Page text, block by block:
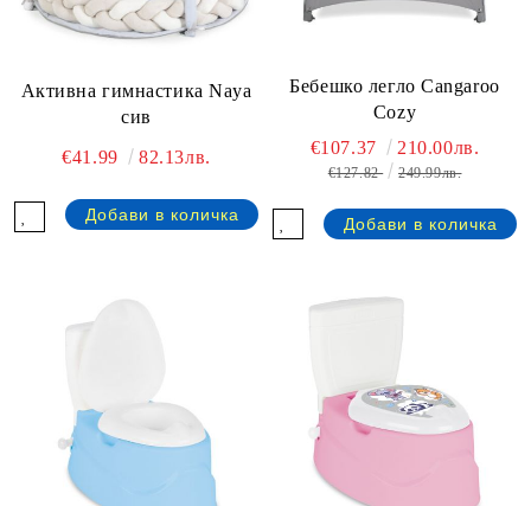
Активна гимнастика Naya
сив
€41.99
82.13лв.
Бебешко легло Cangaroo
Cozy
€107.37 210.00лв.
€127.82 249.99лв.